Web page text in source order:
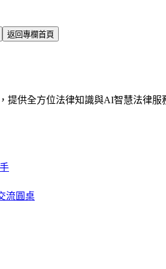
返回專欄首頁
提供全方位法律知識與AI智慧法律服
流圓桌